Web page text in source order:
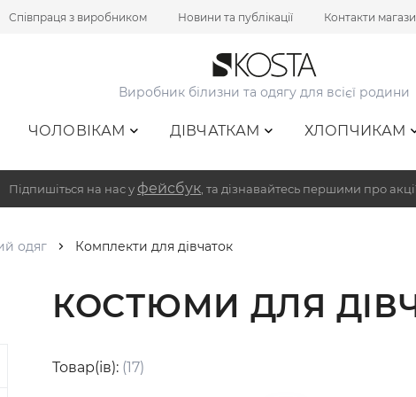
Співпраця з виробником Новини та публікації Контакти
Виробник білизни та одягу для всієї родини
ЧОЛОВІКАМ ДІВЧАТКАМ ХЛОПЧИКАМ
Підпишіться на нас у фейсбук , та дізнавайтесь першими про
одяг Комплекти для дівчаток
КОСТЮМИ ДЛЯ
Товар(ів): (17)